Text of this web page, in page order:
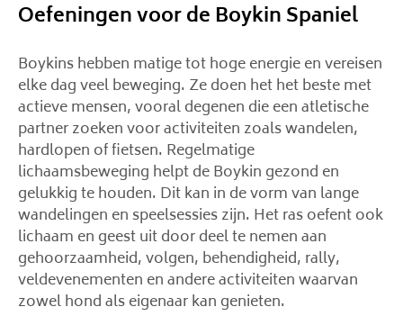
Oefeningen voor de Boykin Spaniel
Boykins hebben matige tot hoge energie en vereisen
elke dag veel beweging. Ze doen het het beste met
actieve mensen, vooral degenen die een atletische
partner zoeken voor activiteiten zoals wandelen,
hardlopen of fietsen. Regelmatige
lichaamsbeweging helpt de Boykin gezond en
gelukkig te houden. Dit kan in de vorm van lange
wandelingen en speelsessies zijn. Het ras oefent ook
lichaam en geest uit door deel te nemen aan
gehoorzaamheid, volgen, behendigheid, rally,
veldevenementen en andere activiteiten waarvan
zowel hond als eigenaar kan genieten.